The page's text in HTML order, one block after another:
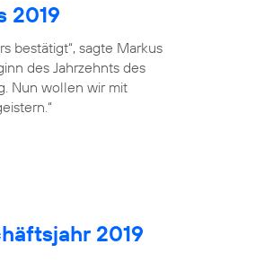
2019
bestätigt“, sagte Markus
des Jahrzehnts des
Nun wollen wir mit
2019